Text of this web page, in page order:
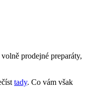
prodejné preparáty,
tady. Co vám však